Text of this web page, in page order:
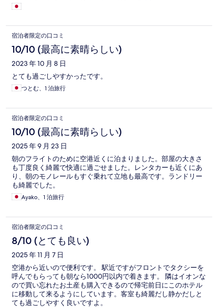
宿泊者限定の口コミ
10/10 (最高に素晴らしい)
2023 年 10 月 8 日
とても過ごしやすかったです。
つとむ、1 泊旅行
宿泊者限定の口コミ
10/10 (最高に素晴らしい)
2025 年 9 月 23 日
朝のフライトのために空港近くに泊まりました。部屋の大きさ
も丁度良く綺麗で快適に過ごせました。レンタカーも近くにあ
り、朝のモノレールもすぐ乗れて立地も最高です。ランドリー
も綺麗でした。
Ayako、1 泊旅行
宿泊者限定の口コミ
8/10 (とても良い)
2025 年 11 月 7 日
空港から近いので便利です。 駅近ですがフロントでタクシーを
呼んでもらっても朝なら1000円以内で着きます。 隣はイオンな
ので買い忘れたお土産も購入できるので帰宅前日にこのホテル
に移動して来るようにしています。客室も綺麗だし静かだしと
ても過ごしやすく良いですよ。